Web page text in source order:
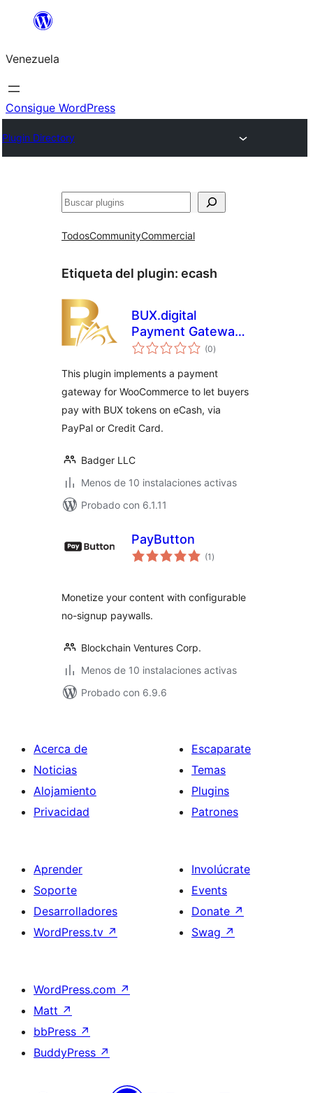
Saltar
contenido
Venezuela
Consigue WordPress
Plugin Directory
Buscar
TodosCommunityCommercial
Etiqueta del plugin: ecash
BUX.digital
Payment Gateway
for WooCommerce
(0total
de
)
This plugin implements a payment
gateway for WooCommerce to let buyers
pay with BUX tokens on eCash, via
PayPal or Credit Card.
Badger LLC
Menos de 10 instalaciones activas
Probado con 6.1.11
PayButton
(1 total
de
)
Monetize your content with configurable
no-signup paywalls.
Blockchain Ventures Corp.
Menos de 10 instalaciones activas
Probado con 6.9.6
Acerca de
Noticias
Alojamiento
Privacidad
Escaparate
Temas
Plugins
Patrones
Aprender
Soporte
Desarrolladores
WordPress.tv ↗
Involúcrate
Events
Donate ↗
Swag ↗
WordPress.com ↗
Matt ↗
bbPress ↗
BuddyPress ↗